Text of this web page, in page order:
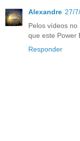
Alexandre 27/
Pelos vídeos no
que este Power
Responder